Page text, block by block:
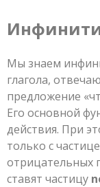
Мы знаем
глагола,
предложение
Его основной
действия. При
только с
отрицательных
ставят частицу